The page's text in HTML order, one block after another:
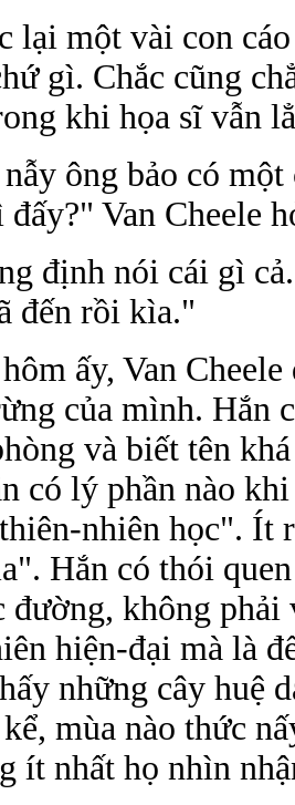
lại một vài con
gì. Chắc cũng
khi họa sĩ vẫn
ông bảo có
đấy?" Van Cheele
định nói cái gì
đến rồi kìa."
ấy, Van
của mình. Hắn
và biết tên
có lý phần nào
nhiên học". Ít
Hắn có thói
đường, không
hiện-đại mà là
những cây huệ
mùa nào thức
ít nhất họ nhìn